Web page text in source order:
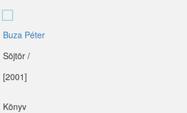
Buza Péter
Söjtör /
[2001]
Könyv